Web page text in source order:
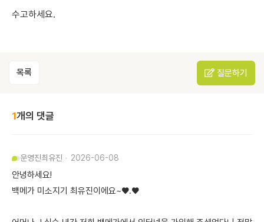
수고하세요.
목록 질문하기
1개의 댓글
운영진최유진 2026-06-08
안녕하세요!
백메가 미소지기 최유진이에요~♥.♥